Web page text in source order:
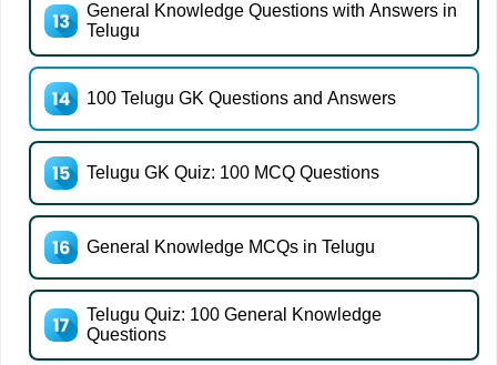
General Knowledge Questions with Answers in
Telugu
100 Telugu GK Questions and Answers
Telugu GK Quiz: 100 MCQ Questions
General Knowledge MCQs in Telugu
Telugu Quiz: 100 General Knowledge
Questions